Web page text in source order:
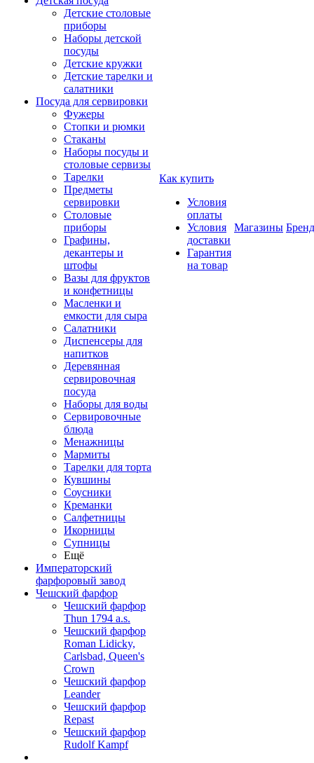
Детские столовые
приборы
Наборы детской
посуды
Детские кружки
Детские тарелки и
салатники
Посуда для сервировки
Фужеры
Стопки и рюмки
Стаканы
Наборы посуды и
столовые сервизы
Тарелки
Предметы
сервировки
Столовые
приборы
Графины,
декантеры и
штофы
Вазы для фруктов
и конфетницы
Масленки и
емкости для сыра
Салатники
Диспенсеры для
напитков
Деревянная
сервировочная
посуда
Наборы для воды
Сервировочные
блюда
Менажницы
Мармиты
Тарелки для торта
Кувшины
Соусники
Креманки
Салфетницы
Икорницы
Супницы
Ещё
Императорский
фарфоровый завод
Чешский фарфор
Чешский фарфор
Thun 1794 a.s.
Чешский фарфор
Roman Lidicky,
Carlsbad, Queen's
Crown
Чешский фарфор
Leander
Чешский фарфор
Repast
Чешский фарфор
Rudolf Kampf
Как купить
Условия
оплаты
Условия
доставки
Гарантия
на товар
Магазины